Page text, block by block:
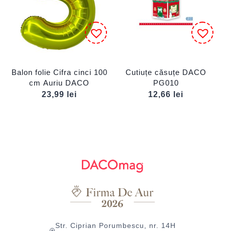
Balon folie Cifra cinci 100
cm Auriu DACO
23,99
lei
Cutiuțe căsuțe DACO
PG010
12,66
lei
Str. Ciprian Porumbescu, nr. 14H